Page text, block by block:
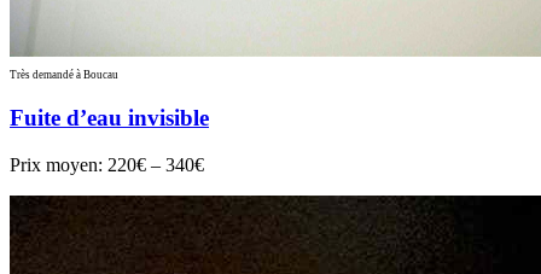
Très demandé à Boucau
Fuite d’eau invisible
Prix moyen: 220€ – 340€